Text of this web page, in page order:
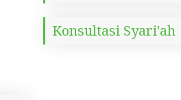
Konsultasi Syari'ah